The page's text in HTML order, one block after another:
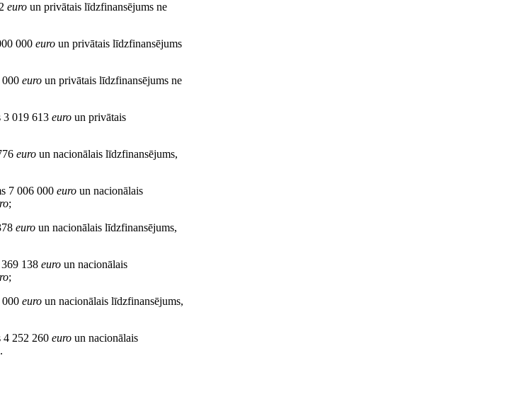
euro un privātais līdzfinansējums ne
000 euro un privātais līdzfinansējums
000 euro un privātais līdzfinansējums ne
3 019 613 euro un privātais
euro un nacionālais līdzfinansējums,
7 006 000 euro un nacionālais
;
euro un nacionālais līdzfinansējums,
138 euro un nacionālais
;
000 euro un nacionālais līdzfinansējums,
4 252 260 euro un nacionālais
.